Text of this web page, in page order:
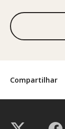
Compartilhar